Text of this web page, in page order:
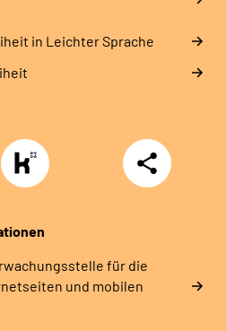
in Leichter Sprache
https://www.kununu.com/de/deutsche-
rentenversicherung-
nordbayern6
Teilen
für die
und mobilen